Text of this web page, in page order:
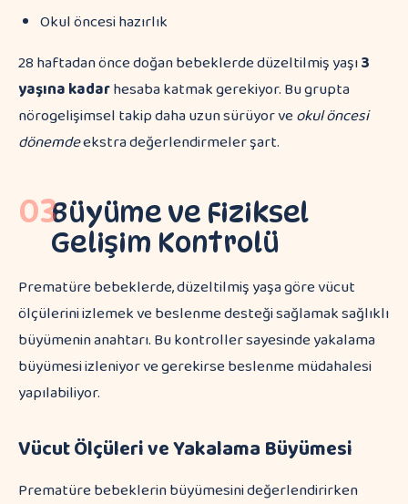
Okul öncesi hazırlık
28 haftadan önce doğan bebeklerde düzeltilmiş yaşı3
yaşına kadarhesaba katmak gerekiyor. Bu grupta
nörogelişimsel takip daha uzun sürüyor veokul öncesi
dönemdeekstra değerlendirmeler şart.
03Büyüme ve Fiziksel
Gelişim Kontrolü
Prematüre bebeklerde, düzeltilmiş yaşa göre vücut
ölçülerini izlemek ve beslenme desteği sağlamak sağlıklı
büyümenin anahtarı. Bu kontroller sayesinde yakalama
büyümesi izleniyor ve gerekirse beslenme müdahalesi
yapılabiliyor.
Vücut Ölçüleri ve Yakalama Büyümesi
Prematüre bebeklerin büyümesini değerlendirirken